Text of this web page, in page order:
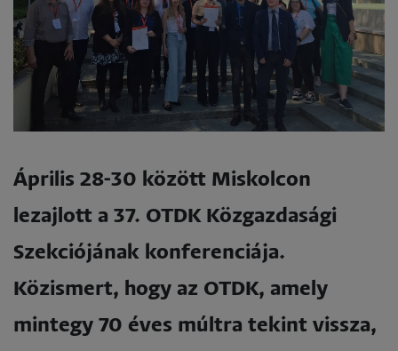
Április 28-30 között Miskolcon
lezajlott a 37. OTDK Közgazdasági
Szekciójának konferenciája.
Közismert, hogy az OTDK, amely
mintegy 70 éves múltra tekint vissza,